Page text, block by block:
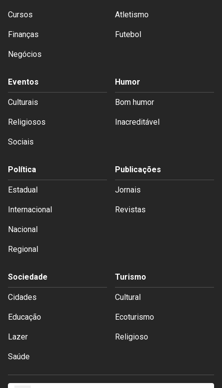
Cursos
Finanças
Negócios
Atletismo
Futebol
Eventos
Culturais
Religiosos
Sociais
Humor
Bom humor
Inacreditável
Política
Estadual
Internacional
Nacional
Regional
Publicações
Jornais
Revistas
Sociedade
Cidades
Educação
Lazer
Saúde
Turismo
Cultural
Ecoturismo
Religioso